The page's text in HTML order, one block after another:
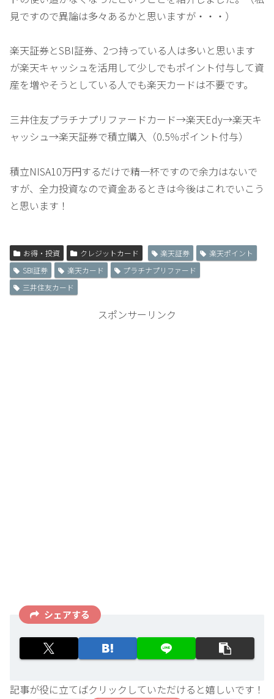
見ですので異論は多々あるかと思いますが・・・）
楽天証券とSBI証券、2つ持っている人は多いと思います
が楽天キャッシュを活用して少しでもポイント付与して資
産を増やそうとしている人でも楽天カードは不要です。
三井住友プラチナプリファードカード→楽天Edy→楽天キ
ャッシュ→楽天証券で積立購入（0.5％ポイント付与）
積立NISA10万円するだけで精一杯ですので余力はないで
すが、全力投資なので資金あるときは今後はこれでいこう
と思います！
お得・投資 クレジットカード 楽天証券
楽天ポイント
SBI証券
楽天カード
プラチナプリファード
三井住友カード
スポンサーリンク
シェアする
記事が役に立てばクリックしていただけると嬉しいです！